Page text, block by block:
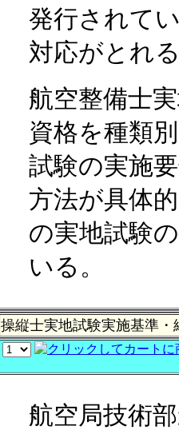
発行されて
対応がとれ
航空整備士
資格を種類
試験の実施
方法が具体
の実地試験
いる。
操縦士実地試験実施基準・
航空局技術